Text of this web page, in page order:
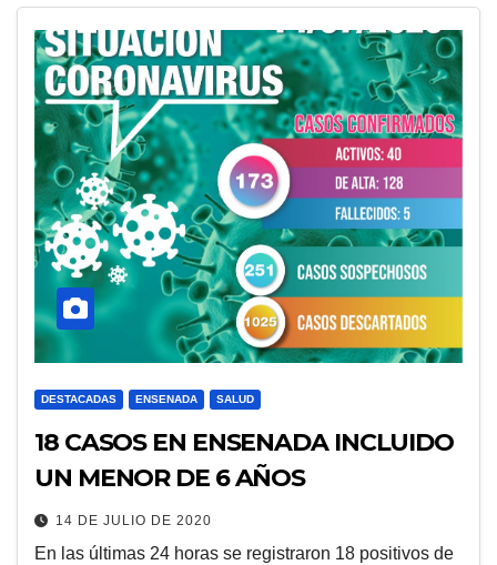
DESTACADAS ENSENADA SALUD
18 CASOS EN ENSENADA INCLUIDO
UN MENOR DE 6 AÑOS
14 DE JULIO DE 2020
En las últimas 24 horas se registraron 18 positivos de